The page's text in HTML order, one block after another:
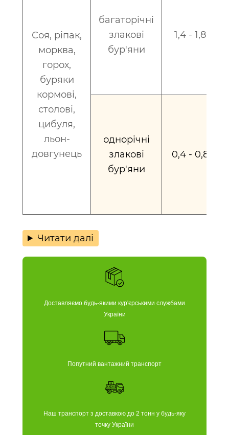
Соя, ріпак,
морква,
горох,
буряки
кормові,
столові,
цибуля,
льон-
довгунець
багаторічні
злакові
бур'яни
1,4 - 1,8
однорічні
злакові
бур'яни
0,4 - 0,8
Читати далі
Доставляємо будь-якими кур'єрськими службами
України
Попутний вантажний транспорт
Наш транспорт з доставкою до 2 тонн у будь-яку
точку України